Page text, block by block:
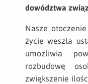
dowództwa
Nasze
życie weszła
umożliwia
rozbudowę
zwiększenie